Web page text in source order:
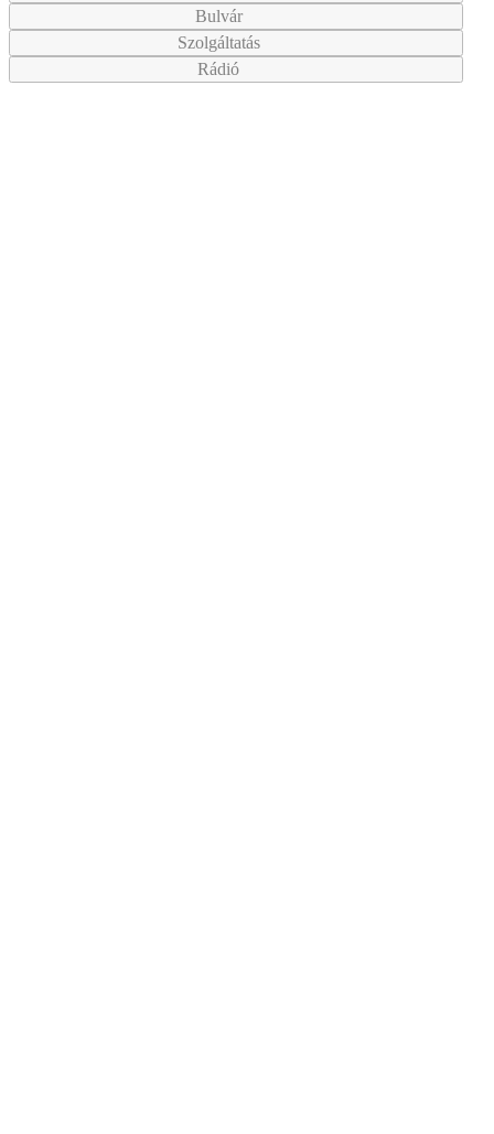
Bulvár
Szolgáltatás
Rádió